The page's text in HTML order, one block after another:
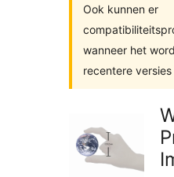
Ook kunnen er
wanneer het
recentere